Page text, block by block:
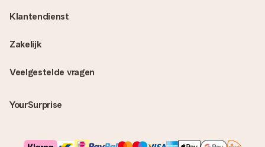
Veelgestelde vragen
YourSurprise
Klantendienst
Zakelijk